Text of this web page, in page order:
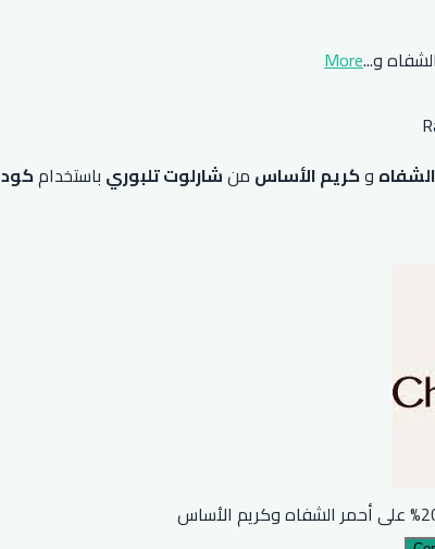
...
More
وكريم الأساس منشارلوت تلبوري باستخدامكود AXEK